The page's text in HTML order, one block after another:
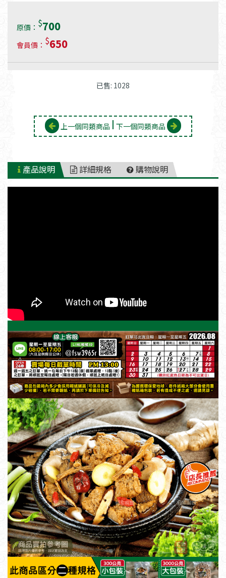
原價： $700
會員價： $650
已售: 1028
上一個同類商品 下一個同類商品
產品說明 詳細規格 購物說明